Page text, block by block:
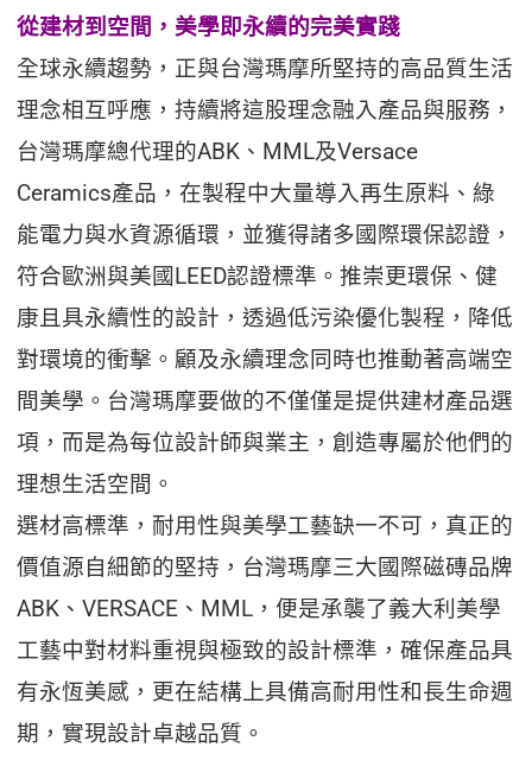
從建材到空間，美學即永續的完美實踐
全球永續趨勢，正與台灣瑪摩所堅持的高品質生活
理念相互呼應，持續將這股理念融入產品與服務，
台灣瑪摩總代理的ABK、MML及Versace
Ceramics產品，在製程中大量導入再生原料、綠
能電力與水資源循環，並獲得諸多國際環保認證，
符合歐洲與美國LEED認證標準。推崇更環保、健
康且具永續性的設計，透過低污染優化製程，降低
對環境的衝擊。顧及永續理念同時也推動著高端空
間美學。台灣瑪摩要做的不僅僅是提供建材產品選
項，而是為每位設計師與業主，創造專屬於他們的
理想生活空間。
選材高標準，耐用性與美學工藝缺一不可，真正的
價值源自細節的堅持，台灣瑪摩三大國際磁磚品牌
ABK、VERSACE、MML，便是承襲了義大利美學
工藝中對材料重視與極致的設計標準，確保產品具
有永恆美感，更在結構上具備高耐用性和長生命週
期，實現設計卓越品質。